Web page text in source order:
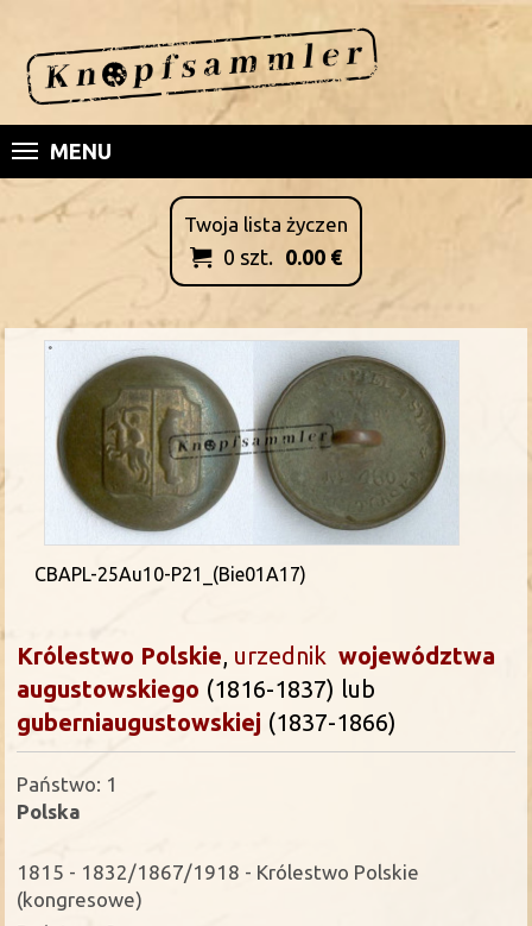
MENU
Twoja lista życzen
 0 szt. 0.00 €
CBAPL-25Au10-P21_(Bie01A17)
Królestwo Polskie, urzednikwojewództwa
augustowskiego (1816-1837) lub
guberniaugustowskiej (1837-1866)
Państwo: 1
Polska
1815 - 1832/1867/1918 - Królestwo Polskie
(kongresowe)